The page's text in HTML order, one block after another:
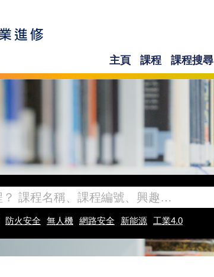
主頁 課程 課程搜尋
防火安全 無人機 網路安全 新能源 工業4.0